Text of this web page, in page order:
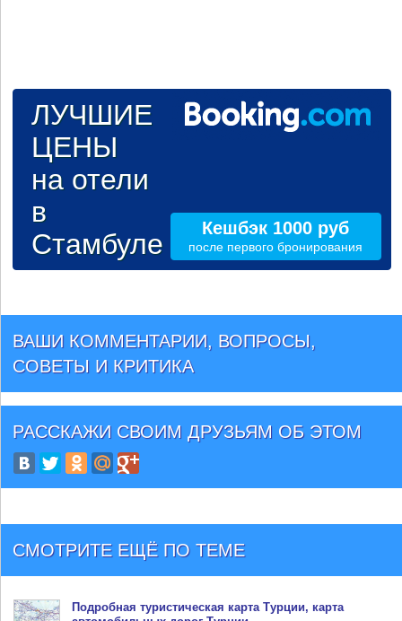
ЛУЧШИЕ
ЦЕНЫ
на отели
в
Стамбуле
Кешбэк 1000 руб
после первого бронирования
ВАШИ КОММЕНТАРИИ, ВОПРОСЫ,
СОВЕТЫ И КРИТИКА
РАССКАЖИ СВОИМ ДРУЗЬЯМ ОБ ЭТОМ
СМОТРИТЕ ЕЩЁ ПО ТЕМЕ
Подробная туристическая карта Турции, карта